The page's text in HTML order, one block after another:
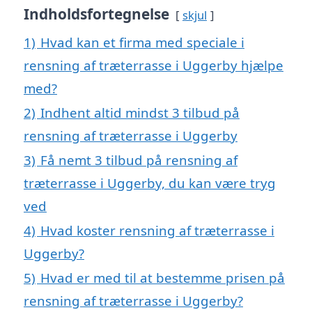
Indholdsfortegnelse skjul
1) Hvad kan et firma med speciale i
rensning af træterrasse i Uggerby hjælpe
med?
2) Indhent altid mindst 3 tilbud på
rensning af træterrasse i Uggerby
3) Få nemt 3 tilbud på rensning af
træterrasse i Uggerby, du kan være tryg
ved
4) Hvad koster rensning af træterrasse i
Uggerby?
5) Hvad er med til at bestemme prisen på
rensning af træterrasse i Uggerby?